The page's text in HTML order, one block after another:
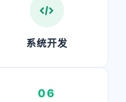
系统开发
06